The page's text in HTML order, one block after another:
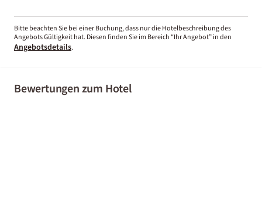
Bitte beachten Sie bei einer Buchung, dass nur die Hotelbeschreibung des
Angebots Gültigkeit hat. Diesen finden Sie im Bereich “Ihr Angebot” in den
Angebotsdetails.
Bewertungen zum Hotel